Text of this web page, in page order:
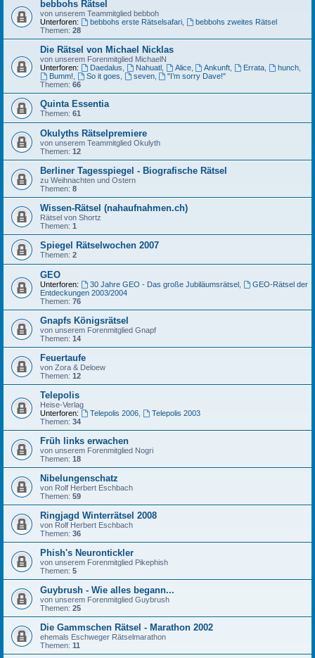
bebbohs Rätsel
von unserem Teammitglied bebboh
Unterforen:
bebbohs erste Rätselsafari,
bebbohs zweites Rätsel
Themen: 28
Die Rätsel von Michael Nicklas
von unserem Forenmitglied MichaelN
Unterforen:
Daedalus Nahuatl, Alice, Ankunft Errata hunch
Bumm!
So it goes seven,
"I’m sorry Dave!"
Themen: 66
Quinta Essentia
Themen: 61
Okulyths Rätselpremiere
von unserem Teammitglied Okulyth
Themen: 12
Berliner Tagesspiegel - Biografische Rätsel
zu Weihnachten und Ostern
Themen: 8
Wissen-Rätsel (nahaufnahmen.ch)
Rätsel von Shortz
Themen: 1
Spiegel Rätselwochen 2007
Themen: 2
GEO
Unterforen: 30 Jahre GEO - Das große Jubiläumsrätsel,
GEO-Rätsel der
Entdeckungen 2003/2004
Themen: 76
Gnapfs Königsrätsel
von unserem Forenmitglied Gnapf
Themen: 14
Feuertaufe
von Zora & Deloew
Themen: 12
Telepolis
Heise-Verlag
Unterforen:
Telepolis 2006,
Telepolis 2003
Themen: 34
Früh links erwachen
von unserem Forenmitglied Nogri
Themen: 18
Nibelungenschatz
von Rolf Herbert Eschbach
Themen: 59
Ringjagd Winterrätsel 2008
von Rolf Herbert Eschbach
Themen: 36
Phish's Neurontickler
von unserem Forenmitglied Pikephish
Themen: 5
Guybrush - Wie alles begann...
von unserem Forenmitglied Guybrush
Themen: 25
Die Gammschen Rätsel - Marathon 2002
ehemals Eschweger Rätselmarathon
Themen: 11